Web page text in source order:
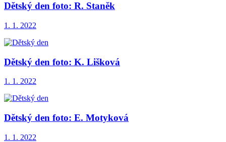
Dětský den foto: R. Staněk
1. 1. 2022
Dětský den foto: K. Lišková
1. 1. 2022
Dětský den foto: E. Motyková
1. 1. 2022